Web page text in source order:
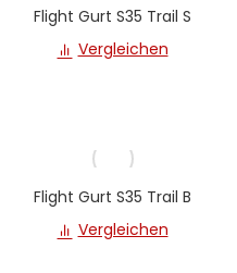
Flight Gurt S35 Trail S
Vergleichen
Flight Gurt S35 Trail B
Vergleichen